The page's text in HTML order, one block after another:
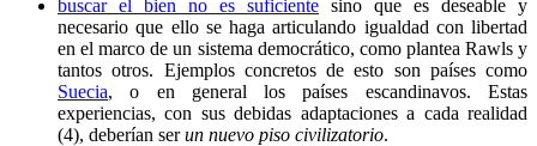
buscar el bien no es suficiente sino que es deseable y
necesario que ello se haga articulando igualdad con libertad
en el marco de un sistema democrático, como plantea Rawls y
tantos otros. Ejemplos concretos de esto son países como
Suecia, o en general los países escandinavos. Estas
experiencias, con sus debidas adaptaciones a cada realidad
(4), deberían serun nuevo piso civilizatorio.